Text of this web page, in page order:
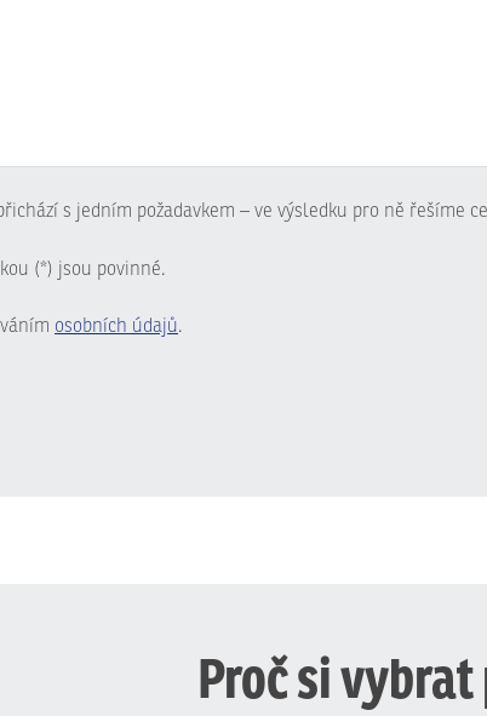
s jedním požadavkem – ve výsledku pro ně řešíme
(*) jsou povinné.
osobních údajů.
Proč si